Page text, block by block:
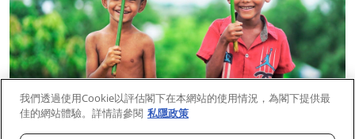
我們透過使用Cookie以評估閣下在本網站的使用情況，為閣下提供最
佳的網站體驗。詳情請參閱 私隱政策